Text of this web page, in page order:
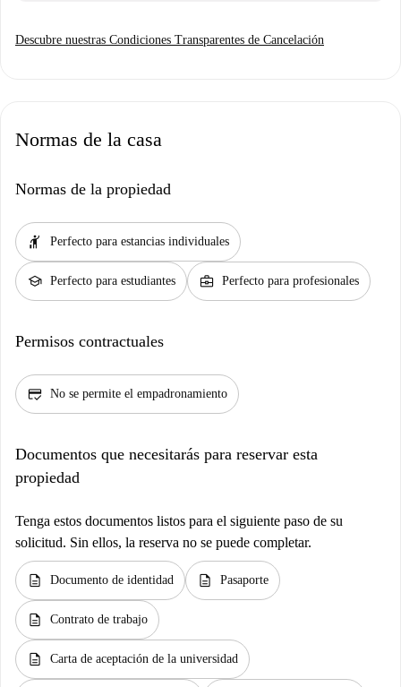
Descubre nuestras Condiciones Transparentes de Cancelación
Normas de la casa
Normas de la propiedad
hail Perfecto para estancias individuales
school Perfecto para estudiantes business_center Perfecto para profesionales
Permisos contractuales
credit_score No se permite el empadronamiento
Documentos que necesitarás para reservar esta
propiedad
Tenga estos documentos listos para el siguiente paso de su
solicitud. Sin ellos, la reserva no se puede completar.
description Documento de identidad description Pasaporte
description Contrato de trabajo
description Carta de aceptación de la universidad